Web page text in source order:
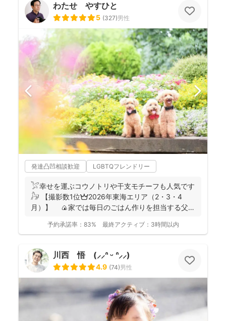
わたせ やすひと
5 (327)男性
発達凸凹相談歓迎 LGBTQフレンドリー
𓅯幸せを運ぶコウノトリや干支モチーフも人気です
𓃗 【撮影数1位👑2026年東海エリア（2・3・4
月）】 🍙家では毎日のごはん作りを担当する父で
予約承諾率： 83% 最終アクティブ： 3時間以内
川西 悟 (⸝⸝ᐢ ᵕ ᐢ⸝⸝)
4.9 (74)男性